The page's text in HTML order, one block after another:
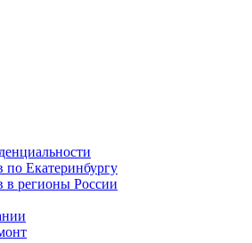
по Екатеринбургу
в регионы России